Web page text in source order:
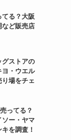
る？大阪
など販売店
グストアの
ヨ・ウエル
り場をチェ
ってる？
ソー・ヤマ
を調査！